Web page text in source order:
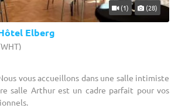
(1) (28)
Elberg
vous accueillons dans une salle intimiste
salle Arthur est un cadre parfait pour vos